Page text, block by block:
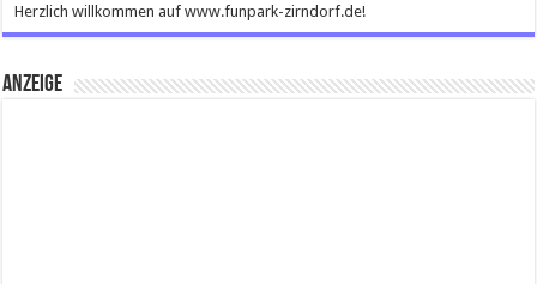
Herzlich willkommen auf www.funpark-zirndorf.de!
Anzeige